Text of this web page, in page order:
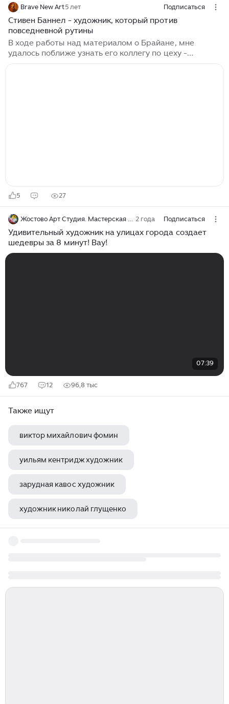
Brave New Art5 лет Подписаться
Стивен Баннел - художник, который против
повседневной рутины
В ходе работы над материалом о Брайане, мне
удалось поближе узнать его коллегу по цеху -
5 27
Жостово Арт Студия. Мастерская Гончаровых 2 года Подписаться
Удивительный художник на улицах города создает
шедевры за 8 минут! Вау!
07:39
767 12 96,8 тыс
Также ищут
виктор михайлович фомин
уильям кентридж художник
зарудная кавос художник
художник николай глущенко